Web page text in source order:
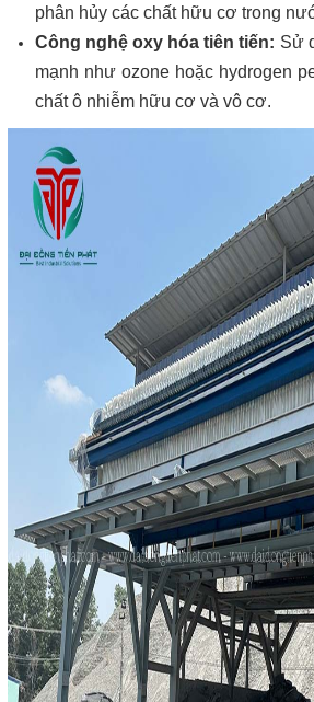
phân hủy các chất hữu cơ trong
Công nghệ oxy hóa tiên tiến: Sử
mạnh như ozone hoặc hydrogen
chất ô nhiễm hữu cơ và vô cơ.